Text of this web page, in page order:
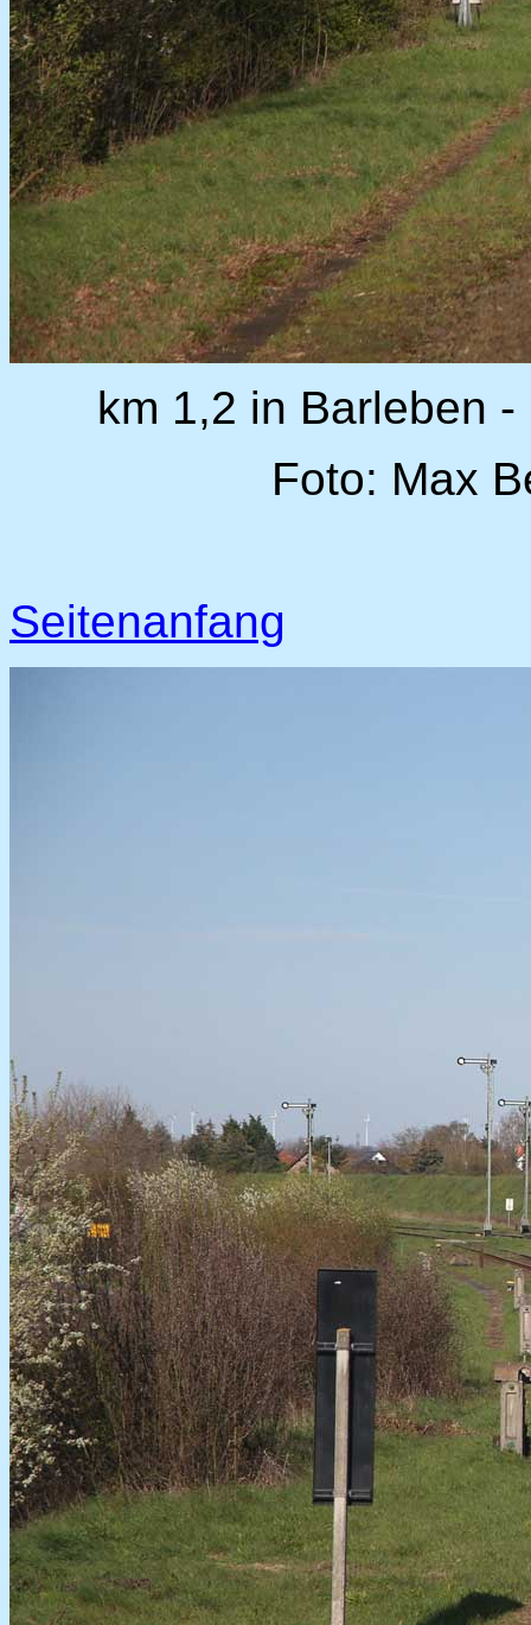
km 1,2 in Barleben
Foto: Max
Seitenanfang